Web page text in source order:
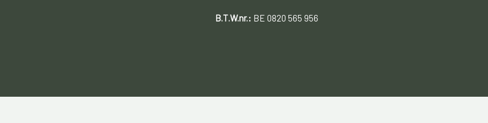
B.T.W.nr.: BE 0820 565 956